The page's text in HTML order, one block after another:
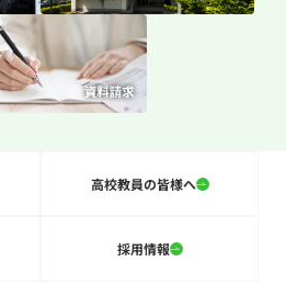
高校教員の皆様へ
採用情報